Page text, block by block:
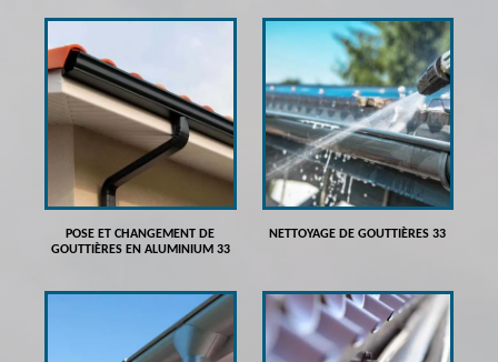
POSE ET CHANGEMENT DE
GOUTTIÈRES EN ALUMINIUM 33
NETTOYAGE DE GOUTTIÈRES 33